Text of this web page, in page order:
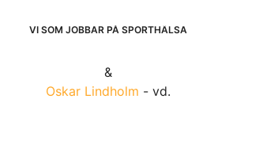
VI SOM JOBBAR PÅ SPORTHÄLSA
&
Oskar Lindholm - vd.